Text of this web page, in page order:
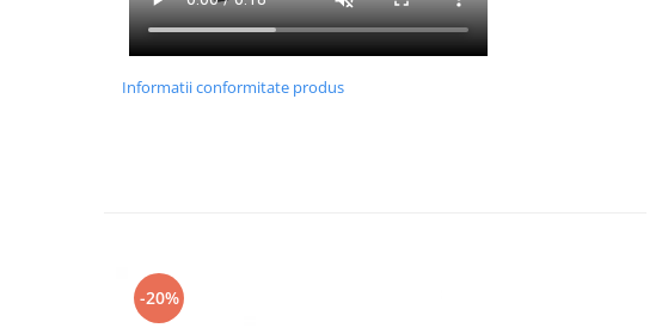
Informatii conformitate produs
-20%